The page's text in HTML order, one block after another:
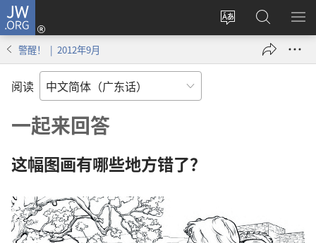
JW.ORG
更
登
录
（打
搜
索
JW.ORG
显
警醒！ | 2012年9月
阅读
一起来回答
这幅图画有哪些地方错了？